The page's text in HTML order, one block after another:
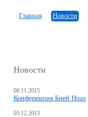
Главная Новости
Новости
08.11.2015
Конференция Бней Ноах
05.12.2013